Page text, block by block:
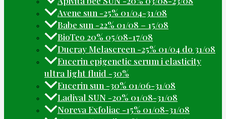
Avene sun -25% 01/04-31/08
Babe sun -22% 01/08 – 15/08
BioTeo 20% 05/08-17/08
Ducray Melascreen -25% 01/04 do 31/08
Eucerin epigenetic serum i elasticity
ultra light fluid -30%
Eucerin sun -30% 01/06-31/08
Ladival SUN -20% 01/08-31/08
Noreva Exfoliac -15% 01/08-31/08